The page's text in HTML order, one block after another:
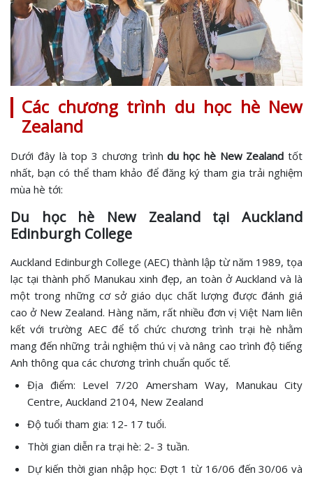
Các chương trình du học hè New
Zealand
Dưới đây là top 3 chương trình du học hè New Zealand tốt
nhất, bạn có thể tham khảo để đăng ký tham gia trải nghiệm
mùa hè tới:
Du học hè New Zealand tại Auckland
Edinburgh College
Auckland Edinburgh College (AEC) thành lập từ năm 1989, tọa
lạc tại thành phố Manukau xinh đẹp, an toàn ở Auckland và là
một trong những cơ sở giáo dục chất lượng được đánh giá
cao ở New Zealand. Hàng năm, rất nhiều đơn vị Việt Nam liên
kết với trường AEC để tổ chức chương trình trại hè nhằm
mang đến những trải nghiệm thú vị và nâng cao trình độ tiếng
Anh thông qua các chương trình chuẩn quốc tế.
Địa điểm: Level 7/20 Amersham Way, Manukau City
Centre, Auckland 2104, New Zealand
Độ tuổi tham gia: 12- 17 tuổi.
Thời gian diễn ra trại hè: 2- 3 tuần.
Dự kiến thời gian nhập học: Đợt 1 từ 16/06 đến 30/06 và